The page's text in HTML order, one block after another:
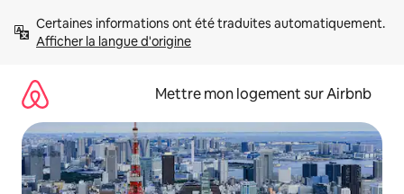
directement
Afficher la langue d'origine
Mettre mon logement sur Airbnb